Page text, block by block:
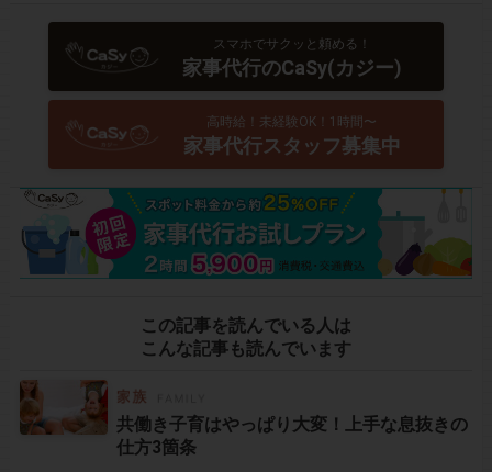
スマホでサクッと頼める！
家事代行のCaSy(カジー)
高時給！未経験OK！1時間〜
家事代行スタッフ募集中
この記事を読んでいる人は
こんな記事も読んでいます
共働き子育はやっぱり大変！上手な息抜きの
仕方3箇条